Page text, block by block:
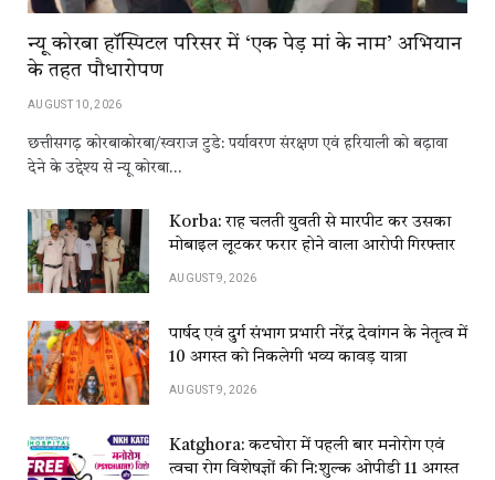
न्यू कोरबा हॉस्पिटल परिसर में ‘एक पेड़ मां के नाम’ अभियान
के तहत पौधारोपण
AUGUST 10, 2026
छत्तीसगढ़ कोरबाकोरबा/स्वराज टुडे: पर्यावरण संरक्षण एवं हरियाली को बढ़ावा
देने के उद्देश्य से न्यू कोरबा…
Korba: राह चलती युवती से मारपीट कर उसका
मोबाइल लूटकर फरार होने वाला आरोपी गिरफ्तार
AUGUST 9, 2026
पार्षद एवं दुर्ग संभाग प्रभारी नरेंद्र देवांगन के नेतृत्व में
10 अगस्त को निकलेगी भव्य कावड़ यात्रा
AUGUST 9, 2026
Katghora: कटघोरा में पहली बार मनोरोग एवं
त्वचा रोग विशेषज्ञों की नि:शुल्क ओपीडी 11 अगस्त